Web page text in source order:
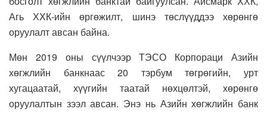
Агь ХХК-ийн өргөжилт, шинэ төслүүддээ хөрөнгө
оруулалт авсан байна.
Мөн 2019 оны сүүлчээр ТЭСО Корпораци Азийн
хөгжлийн банкнаас 20 тэрбум төгрөгийн, урт
хугацаатай, хүүгийн таатай нөхцөлтэй, хөрөнгө
оруулалтын зээл авсан. Энэ нь Азийн хөгжлийн банк